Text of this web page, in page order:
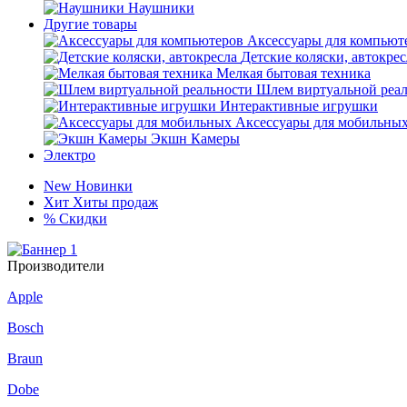
Наушники
Другие товары
Аксессуары для
Детские коляски,
Мелкая бытовая техника
Шлем виртуальной
Интерактивные игрушки
Аксессуары для
Экшн Камеры
Электро
New Новинки
Хит Хиты продаж
% Скидки
Производители
Apple
Bosch
Braun
Dobe